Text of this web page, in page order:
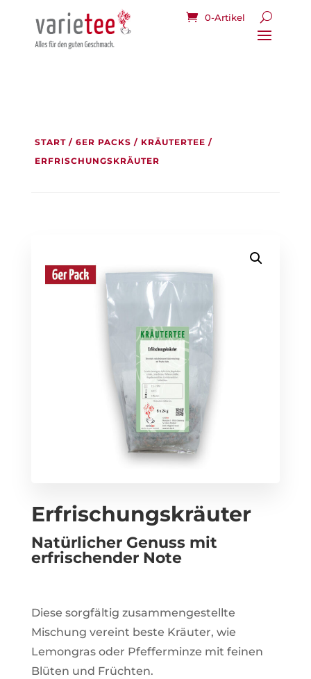
0-Artikel
START/ 6ER PACKS / KRÄUTERTEE /
ERFRISCHUNGSKRÄUTER
Erfrischungskräuter
Natürlicher Genuss mit
erfrischender Note
Diese sorgfältig zusammengestellte
Mischung vereint beste Kräuter, wie
Lemongras oder Pfefferminze mit feinen
Blüten und Früchten.